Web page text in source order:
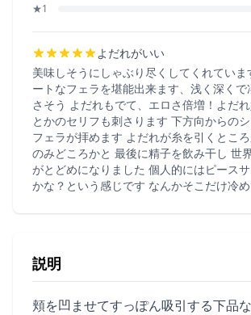
★1
よだれがいい
美味しそうにしゃぶり尽くしてくれていま
ートなフェラを堪能出来ます、浅く深くで
さそう よだれもでて、エロさ倍増！よだ
とかのセリフも刺さります 下方向からの
フェラが拝めます よだれが糸を引くとこ
のみどころかと 最後に精子を飲み干し 世
がとどめになりました 個人的にはピース
かな？という感じです なんかそこだけ冷
説明
頬を凹ませてすっぽん吸引する下品